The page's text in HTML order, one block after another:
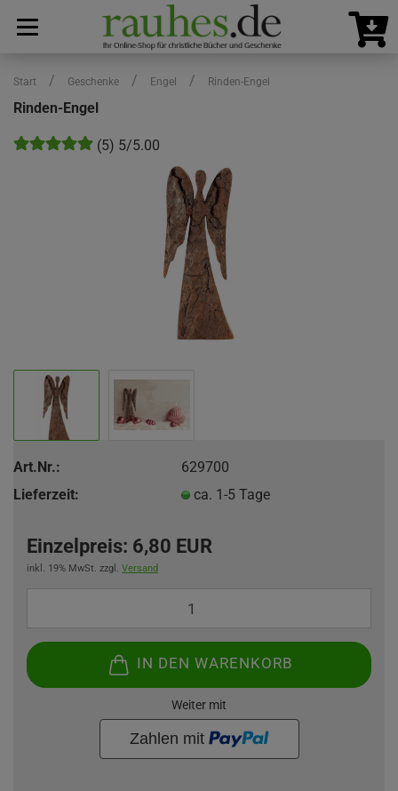
Start / Geschenke / Engel / Rinden-Engel
Rinden-Engel
(5) 5/5.00
Art.Nr.:
629700
Lieferzeit:
ca. 1-5 Tage
Einzelpreis: 6,80 EUR
inkl. 19% MwSt. zzgl. Versand
IN DEN WARENKORB
Weiter mit